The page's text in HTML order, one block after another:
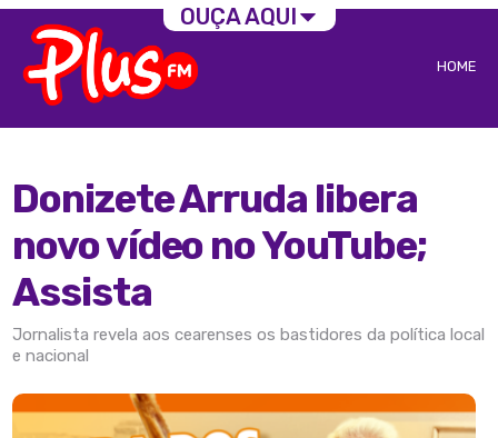
HOME
Donizete Arruda libera
novo vídeo no YouTube;
Assista
Jornalista revela aos cearenses os bastidores da política local
e nacional
OUÇA AQUI